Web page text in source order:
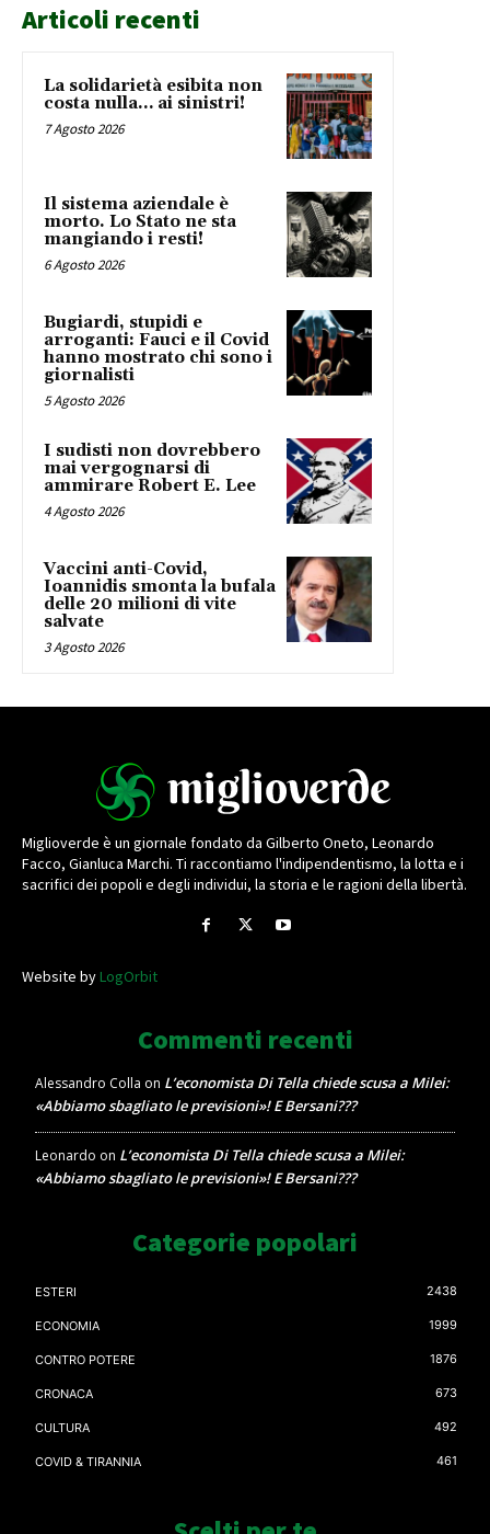
Articoli recenti
La solidarietà esibita non
costa nulla… ai sinistri!
7 Agosto 2026
Il sistema aziendale è
morto. Lo Stato ne sta
mangiando i resti!
6 Agosto 2026
Bugiardi, stupidi e
arroganti: Fauci e il Covid
hanno mostrato chi sono i
giornalisti
5 Agosto 2026
I sudisti non dovrebbero
mai vergognarsi di
ammirare Robert E. Lee
4 Agosto 2026
Vaccini anti-Covid,
Ioannidis smonta la bufala
delle 20 milioni di vite
salvate
3 Agosto 2026
Miglioverde è un giornale fondato da Gilberto Oneto, Leonardo
Facco, Gianluca Marchi. Ti raccontiamo l'indipendentismo, la lotta e i
sacrifici dei popoli e degli individui, la storia e le ragioni della libertà.
Website byLogOrbit
Commenti recenti
Alessandro Colla on L’economista Di Tella chiede scusa a Milei:
«Abbiamo sbagliato le previsioni»! E Bersani???
Leonardo on L’economista Di Tella chiede scusa a Milei:
«Abbiamo sbagliato le previsioni»! E Bersani???
Categorie popolari
ESTERI 2438
ECONOMIA 1999
CONTRO POTERE 1876
CRONACA 673
CULTURA 492
COVID & TIRANNIA 461